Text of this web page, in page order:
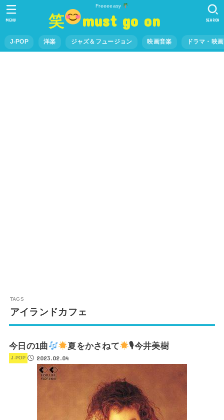
Freeeeasy
笑 must go on
J-POP 洋楽 ジャズ＆フュージョン 映画音楽 ドラマ・映
SEARCH
MENU
アイランドカフェ
今日の1曲 夏をかさねて 🎙今井美樹
J-POP 2023.02.04